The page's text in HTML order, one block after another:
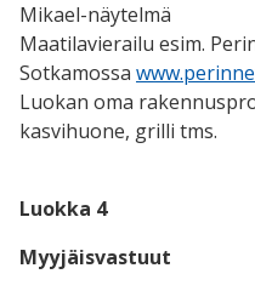
Mikael-näytelmä
Maatilavierailu esim.
Sotkamossa
Luokan oma
kasvihuone, grilli tms.
Luokka 4
Myyjäisvastuut